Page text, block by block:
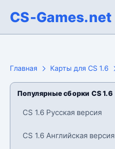
CS-Games.net
Главная Карты для CS 1.6
Популярные сборки CS 1.6
CS 1.6 Русская версия
CS 1.6 Английская версия